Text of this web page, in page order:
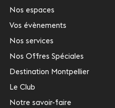
Nos espaces
Vos évènements
Nos services
Nos Offres Spéciales
Destination Montpellier
Le Club
Notre savoir-faire